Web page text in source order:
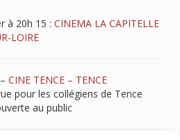
à 20h 15 : CINEMA LA CAPITELLE
LOIRE
CINE TENCE – TENCE
pour les collégiens de Tence
au public